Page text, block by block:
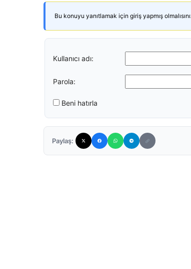
Bu konuyu yanıtlamak için giriş yapmış
Kullanıcı adı:
Parola:
Beni hatırla
Paylaş: